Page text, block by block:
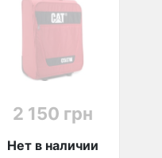
2 150 грн
Нет в наличии